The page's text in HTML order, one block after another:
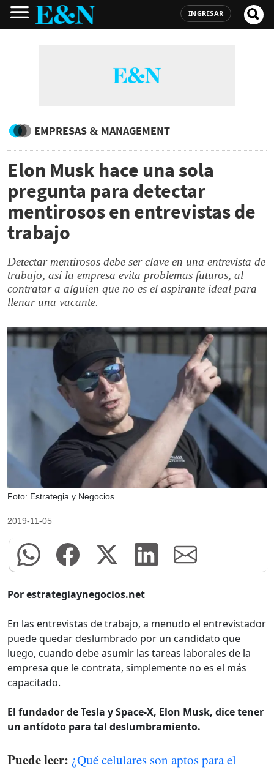
INGRESAR
EMPRESAS & MANAGEMENT
Elon Musk hace una sola
pregunta para detectar
mentirosos en entrevistas de
trabajo
Detectar mentirosos debe ser clave en una entrevista de
trabajo, así la empresa evita problemas futuros, al
contratar a alguien que no es el aspirante ideal para
llenar una vacante.
Foto: Estrategia y Negocios
2019-11-05
Por estrategiaynegocios.net
En las entrevistas de trabajo, a menudo el entrevistador
puede quedar deslumbrado por un candidato que
luego, cuando debe asumir las tareas laborales de la
empresa que le contrata, simplemente no es el más
capacitado.
El fundador de Tesla y Space-X, Elon Musk, dice tener
un antídoto para tal deslumbramiento.
Puede leer: ¿Qué celulares son aptos para el